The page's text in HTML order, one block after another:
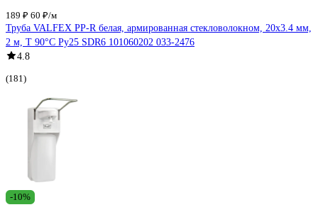
189 ₽ 60 ₽/м
Труба VALFEX PP-R белая, армированная стекловолокном, 20х3.4 мм,
2 м, Т 90°С Ру25 SDR6 101060202 033-2476
4.8
(181)
-10%